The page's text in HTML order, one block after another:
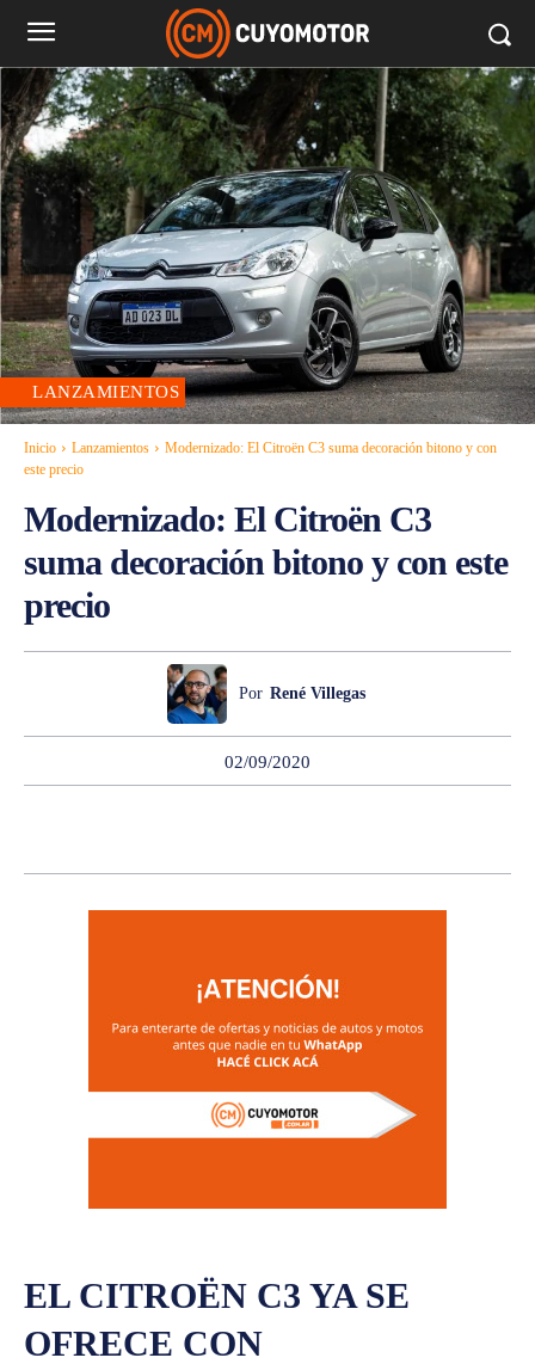
LANZAMIENTOS
Inicio Lanzamientos
Modernizado: El Citroën C3 suma decoración bitono y con
este precio
Modernizado: El Citroën C3
suma decoración bitono y con este
precio
Por René Villegas
02/09/2020
EL CITROËN C3 YA SE
OFRECE CON